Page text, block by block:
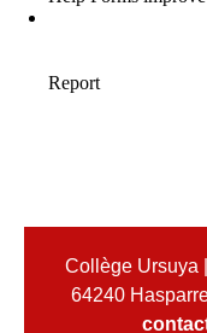
Collège Ursuya
64240